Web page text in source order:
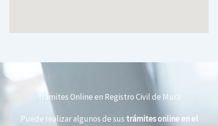
Trámites Online en Registro Civil de Mura
Puede realizar algunos de sus trámites online en el